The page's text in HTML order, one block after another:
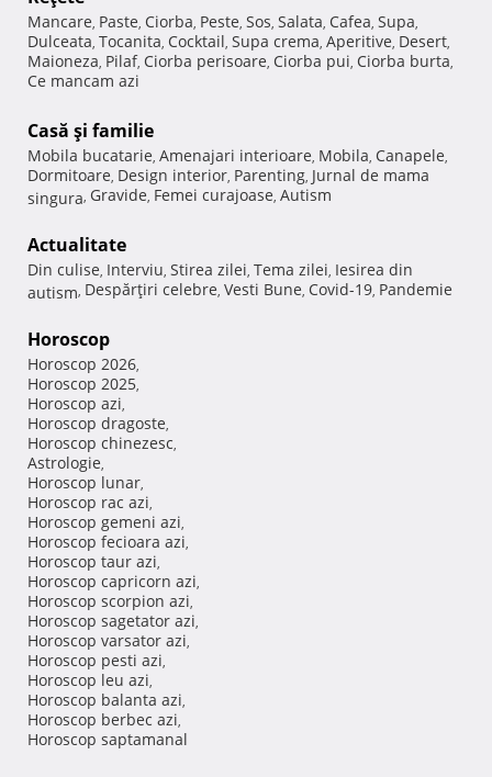
Mancare, Paste, Ciorba, Peste, Sos, Salata, Cafea, Supa,
Dulceata, Tocanita, Cocktail, Supa crema, Aperitive, Desert,
Maioneza, Pilaf, Ciorba perisoare, Ciorba pui, Ciorba burta,
Ce mancam azi
Casă şi familie
Mobila bucatarie, Amenajari interioare, Mobila, Canapele,
Dormitoare, Design interior, Parenting, Jurnal de mama
singura, Gravide, Femei curajoase, Autism
Actualitate
Din culise, Interviu, Stirea zilei, Tema zilei, Iesirea din
autism, Despărţiri celebre, Vesti Bune, Covid-19, Pandemie
Horoscop
Horoscop 2026,
Horoscop 2025,
Horoscop azi,
Horoscop dragoste,
Horoscop chinezesc,
Astrologie,
Horoscop lunar,
Horoscop rac azi,
Horoscop gemeni azi,
Horoscop fecioara azi,
Horoscop taur azi,
Horoscop capricorn azi,
Horoscop scorpion azi,
Horoscop sagetator azi,
Horoscop varsator azi,
Horoscop pesti azi,
Horoscop leu azi,
Horoscop balanta azi,
Horoscop berbec azi,
Horoscop saptamanal